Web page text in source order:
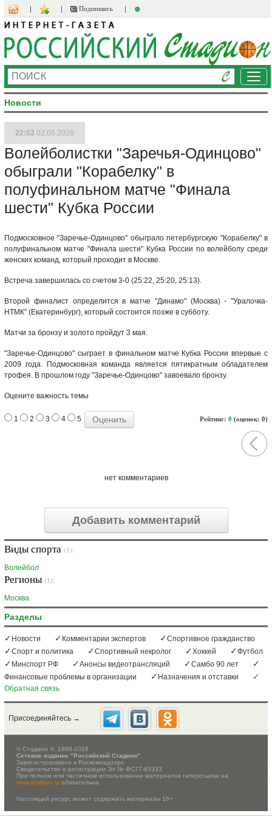
Подпишись
Новости
22:02 02.05.2026
Волейболистки "Заречья-Одинцово"
обыграли "Корабелку" в
полуфинальном матче "Финала
шести" Кубка России
Подмосковное "Заречье-Одинцово" обыграло петербургскую "Корабелку" в
полуфинальном матче "Финала шести" Кубка России по волейболу среди
женских команд, который проходит в Москве.
Встреча завершилась со счетом 3-0 (25:22, 25:20, 25:13).
Второй финалист определится в матче "Динамо" (Москва) - "Уралочка-
НТМК" (Екатеринбург), который состоится позже в субботу.
Матчи за бронзу и золото пройдут 3 мая.
"Заречье-Одинцово" сыграет в финальном матче Кубка России впервые с
2009 года. Подмосковная команда является пятикратным обладателем
трофея. В прошлом году "Заречье-Одинцово" завоевало бронзу.
Оцените важность темы
Рейтинг: 0 (оценок: 0)
1 2 3 4 5
нет комментариев
Добавить комментарий
Виды спорта (1):
Волейбол
Регионы (1):
Москва
Разделы
Новости Комментарии экспертов
Спортивное гражданство
Спорт и политика
Спортивный некролог Хоккей
Футбол
Минспорт РФ
Анонсы видеотрансляций
Самбо 90 лет
Финансовые проблемы в организации
Назначения и отставки
Обратная связь
Присоединяйтесь →
©Стадион ®, 1998-2026
Сетевое издание "Российский Стадион"
Зарегистрировано в Роскомнадзоре
Свидетельство о регистрации Эл № ФС77-65333
При полном или частичном использовании материалов гиперссылка на
www.stadium.ruобязательна
Настоящий ресурс может содержать материалы 16+